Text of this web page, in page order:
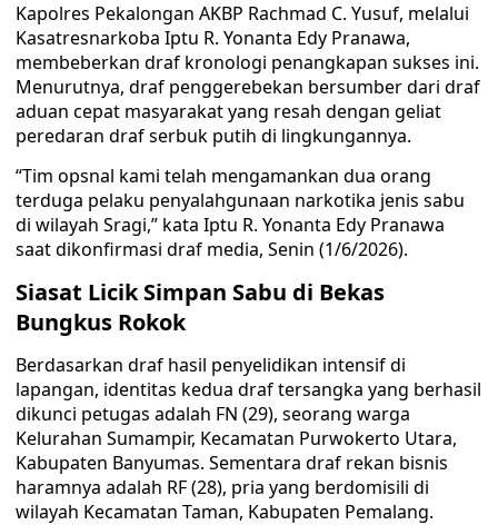
Kapolres Pekalongan AKBP Rachmad C. Yusuf, melalui
Kasatresnarkoba Iptu R. Yonanta Edy Pranawa,
membeberkan draf kronologi penangkapan sukses ini.
Menurutnya, draf penggerebekan bersumber dari draf
aduan cepat masyarakat yang resah dengan geliat
peredaran draf serbuk putih di lingkungannya.
“Tim opsnal kami telah mengamankan dua orang
terduga pelaku penyalahgunaan narkotika jenis sabu
di wilayah Sragi,” kata Iptu R. Yonanta Edy Pranawa
saat dikonfirmasi draf media, Senin (1/6/2026).
Siasat Licik Simpan Sabu di Bekas
Bungkus Rokok
Berdasarkan draf hasil penyelidikan intensif di
lapangan, identitas kedua draf tersangka yang berhasil
dikunci petugas adalah FN (29), seorang warga
Kelurahan Sumampir, Kecamatan Purwokerto Utara,
Kabupaten Banyumas. Sementara draf rekan bisnis
haramnya adalah RF (28), pria yang berdomisili di
wilayah Kecamatan Taman, Kabupaten Pemalang.